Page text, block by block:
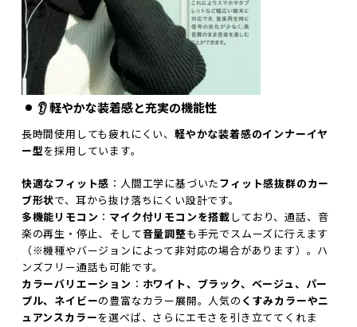
👂 軽やかな装着感と充実の機能性
長時間使用しても疲れにくい、軽やかな装着感のインナーイヤ
ー型を採用しています。
快適なフィット感 ：人間工学に基づいたフィット感抜群のカー
ブ形状で、耳から抜け落ちにくい設計です。
多機能リモコン ： マイク付リモコンを搭載 しており、通話、音
楽の再生・停止、そして音量調整も手元でスムーズに行えます
（※機種やバージョンによって非対応の場合があります）。ハ
ンズフリー通話も可能です。
カラーバリエーション ： ホワイト、ブラック、ベージュ、パー
プル、ネイビーの豊富なカラー展開。人気の くすみカラーやニ
ュアンスカラーを選べば、さらにエモさを引き立ててくれま